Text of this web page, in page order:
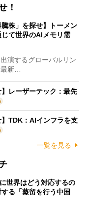
！
騰株」を探せ】トーメン
て世界のAIメモリ需
演するグローバルリン
新…
】レーザーテック：最先
】TDK：AIインフラを支
一覧を見る
世界はどう対応するの
る「蒸留を行う中国